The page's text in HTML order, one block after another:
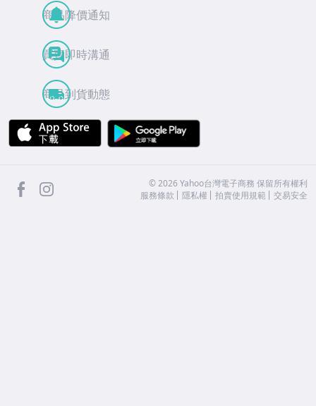
商品降價通知
買賣即時溝通
商品到貨動態
APP Store
facebook ©2026 Yahoo台灣電子商務 保留所有權利
服務條款
隱私權 拍賣使用規範 交易安全